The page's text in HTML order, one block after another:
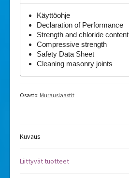
Käyttöohje
Declaration of Performance
Strength and chloride content
Compressive strength
Safety Data Sheet
Cleaning masonry joints
Osasto: Murauslaastit
Kuvaus
Liittyvät tuotteet